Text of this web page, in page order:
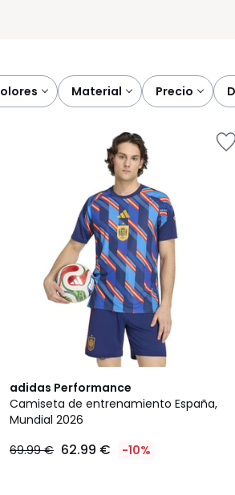
colores material precio
adidas Performance
Camiseta de entrenamiento España,
Mundial 2026
69.99 € 62.99 € -10%
4,9
/ 5